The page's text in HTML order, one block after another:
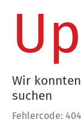
Wir
suchen
Fehlercode: 404